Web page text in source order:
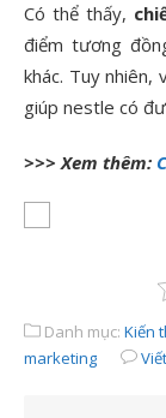
Có thể thấy,
điểm tương
khác. Tuy nhiên,
giúp nestle có
>>> Xem thêm:
Danh mục: Kiến
marketing